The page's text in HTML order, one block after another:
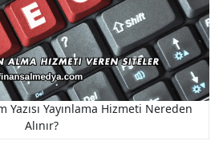
Yazısı Yayınlama Hizmeti Nereden
Alınır?